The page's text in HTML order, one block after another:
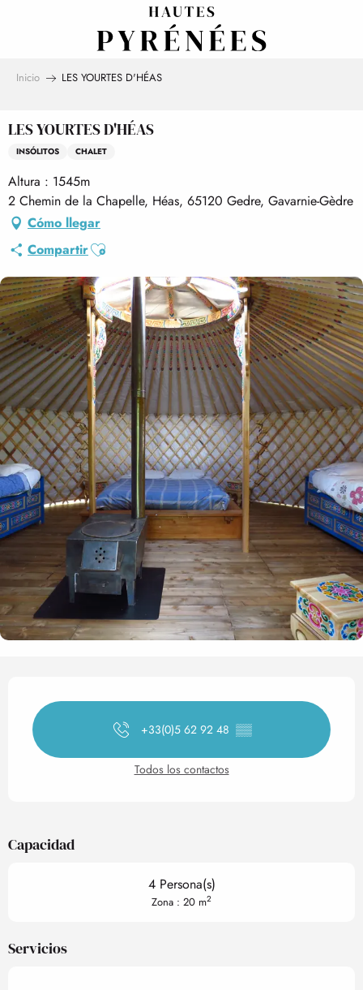
Inicio LES YOURTES D'HÉAS
LES YOURTES D'HÉAS
INSÓLITOS CHALET
Altura : 1545m
2 Chemin de la Chapelle, Héas, 65120 Gedre, Gavarnie-Gèdre
Cómo llegar
CompartirAjouter aux favoris
Horarios y datos de
+33(0)5 62 92 48 ▒▒
Todos los contactos
Capacidad
4 Persona(s)
Zona : 20 m2
Servicios